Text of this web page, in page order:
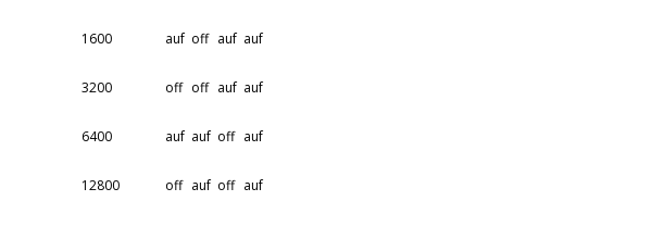
1600 auf off auf auf
3200 off off auf auf
6400 auf auf off auf
12800 off auf off auf